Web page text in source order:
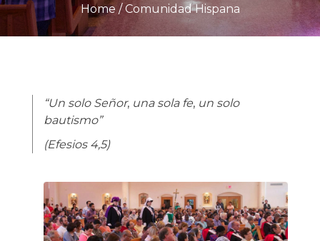
Home /Comunidad Hispana
“Un solo Señor, una sola fe,un solo
bautismo”
(Efesios 4,5)